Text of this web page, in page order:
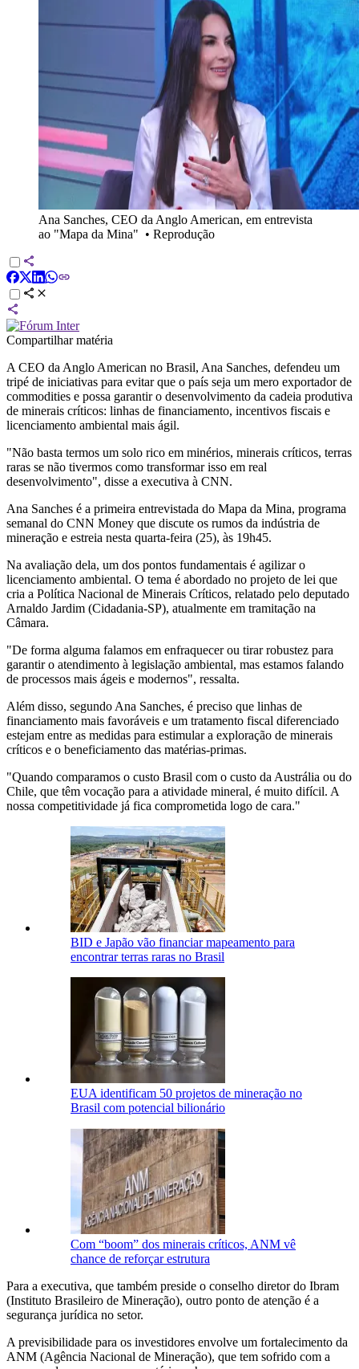
Ana Sanches, CEO da Anglo American, em entrevista
ao "Mapa da Mina" • Reprodução
Compartilhar matéria
A CEO da Anglo American no Brasil, Ana Sanches, defendeu um
tripé de iniciativas para evitar que o país seja um mero exportador de
commodities e possa garantir o desenvolvimento da cadeia produtiva
de minerais críticos: linhas de financiamento, incentivos fiscais e
licenciamento ambiental mais ágil.
"Não basta termos um solo rico em minérios, minerais críticos, terras
raras se não tivermos como transformar isso em real
desenvolvimento", disse a executiva à CNN.
Ana Sanches é a primeira entrevistada do Mapa da Mina, programa
semanal do CNN Money que discute os rumos da indústria de
mineração e estreia nesta quarta-feira (25), às 19h45.
Na avaliação dela, um dos pontos fundamentais é agilizar o
licenciamento ambiental. O tema é abordado no projeto de lei que
cria a Política Nacional de Minerais Críticos, relatado pelo deputado
Arnaldo Jardim (Cidadania-SP), atualmente em tramitação na
Câmara.
"De forma alguma falamos em enfraquecer ou tirar robustez para
garantir o atendimento à legislação ambiental, mas estamos falando
de processos mais ágeis e modernos", ressalta.
Além disso, segundo Ana Sanches, é preciso que linhas de
financiamento mais favoráveis e um tratamento fiscal diferenciado
estejam entre as medidas para estimular a exploração de minerais
críticos e o beneficiamento das matérias-primas.
"Quando comparamos o custo Brasil com o custo da Austrália ou do
Chile, que têm vocação para a atividade mineral, é muito difícil. A
nossa competitividade já fica comprometida logo de cara."
BID e Japão vão financiar mapeamento para
encontrar terras raras no Brasil
EUA identificam 50 projetos de mineração no
Brasil com potencial bilionário
Com “boom” dos minerais críticos, ANM vê
chance de reforçar estrutura
Para a executiva, que também preside o conselho diretor do Ibram
(Instituto Brasileiro de Mineração), outro ponto de atenção é a
segurança jurídica no setor.
A previsibilidade para os investidores envolve um fortalecimento da
ANM (Agência Nacional de Mineração), que tem sofrido com a